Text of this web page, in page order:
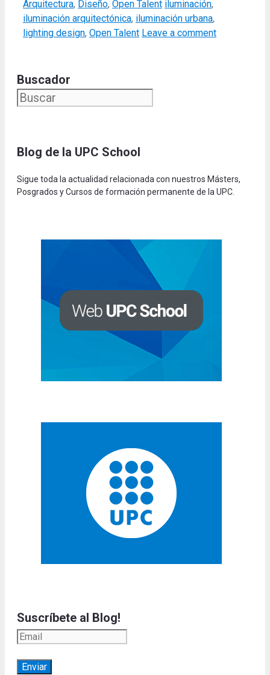
Categories
Arquitectura, Diseño, Open Talent Tags
iluminación,
iluminación arquitectónica, iluminación urbana,
lighting design, Open Talent Leave a comment
Buscador
Blog de la UPC School
Sigue toda la actualidad relacionada con nuestros Másters,
Posgrados y Cursos de formación permanente de la UPC.
Suscríbete al Blog!